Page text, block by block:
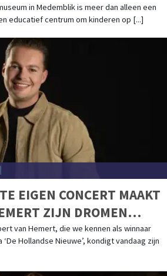
in Medemblik is meer dan alleen een
educatief centrum om kinderen op [...]
EIGEN CONCERT MAAKT
ZIJN DROMEN
van Hemert, die we kennen als winnaar
Hollandse Nieuwe’, kondigt vandaag zijn